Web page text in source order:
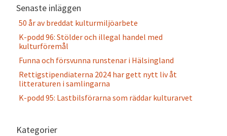
Senaste inläggen
50 år av breddat kulturmiljöarbete
K-podd 96: Stölder och illegal handel med
kulturföremål
Funna och försvunna runstenar i Hälsingland
Rettigstipendiaterna 2024 har gett nytt liv åt
litteraturen i samlingarna
K-podd 95: Lastbilsförarna som räddar kulturarvet
Kategorier